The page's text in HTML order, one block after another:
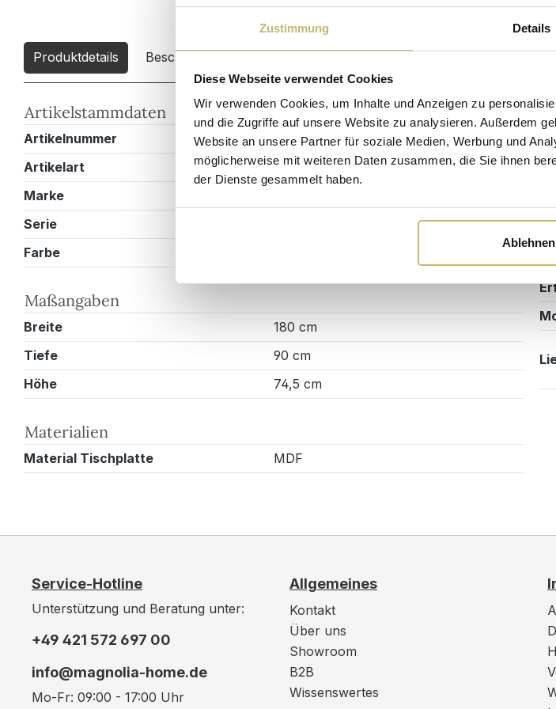
Zustimmung Details
Diese Webseite verwendet Cookies
Wir verwenden Cookies, um Inhalte und Anzeigen zu
und die Zugriffe auf unsere Website zu analysieren. Außerdem
Website an unsere Partner für soziale Medien, Werbung und
möglicherweise mit weiteren Daten zusammen, die Sie ihnen
der Dienste gesammelt haben.
Ablehnen
Produktdetails Beschreibung Downloads 2 Sicherheits- und
Artikelstammdaten
Artikelnummer
ET00040X000T06
Artikelart
Esstisch
Marke
Serie
Farbe
Maßangaben
Breite
180 cm
Tiefe
90 cm
Höhe
74,5 cm
Materialien
Material Tischplatte MDF
Service-Hotline
Unterstützung und Beratung unter:
+49 421 572 697 00
info@magnolia-home.de
Mo-Fr: 09:00 - 17:00 Uhr
Allgemeines
Kontakt
Über uns
Showroom
B2B
Wissenswertes